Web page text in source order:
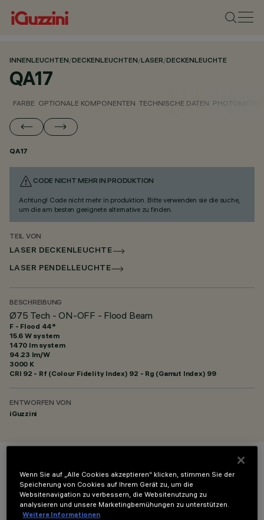
INNENLEUCHTEN/DECKENLEUCHTEN/LASER/DECKENLEUCHTE
QA17
FARBE OPTIONALE KOMPONENTEN TECHNISCHE DATEN
QA17
CODE NICHT MEHR IN PRODUKTION
Achtung! Code nicht mehr in produktion. Bitte verwenden sie die suche,
um die am besten geeignete alternative zu finden.
TEIL VON
LASER DECKENLEUCHTE
LASER PENDELLEUCHTE
BESCHREIBUNG
Ø75 Tech - ON-OFF - Flood Beam
F - Flood 44°
15.6 W system
1470 lm system
94.23 lm/W
3000 K
CRI 92 - Rf (Colour Fidelity Index) 92 - Rg (Gamut Index) 99
ENTWORFEN VON
iGuzzini
FARBE
Wenn Sie auf „Alle Cookies akzeptieren“ klicken, stimmen Sie der
Speicherung von Cookies auf Ihrem Gerät zu, um die
Websitenavigation zu verbessern, die Websitenutzung zu
analysieren und unsere Marketingbemühungen zu unterstützen.
Weitere Informationen